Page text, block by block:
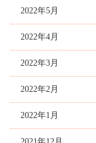
2022年5月
2022年4月
2022年3月
2022年2月
2022年1月